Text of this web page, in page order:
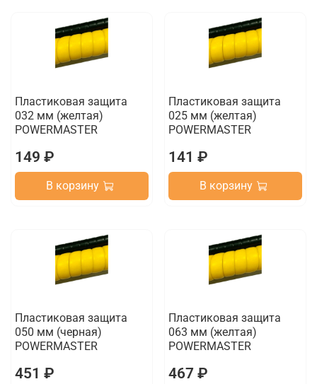
Пластиковая защита
032 мм (желтая)
POWERMASTER
149 ₽
В корзину
Пластиковая защита
025 мм (желтая)
POWERMASTER
141 ₽
В корзину
Пластиковая защита
050 мм (черная)
POWERMASTER
451 ₽
Пластиковая защита
063 мм (желтая)
POWERMASTER
467 ₽